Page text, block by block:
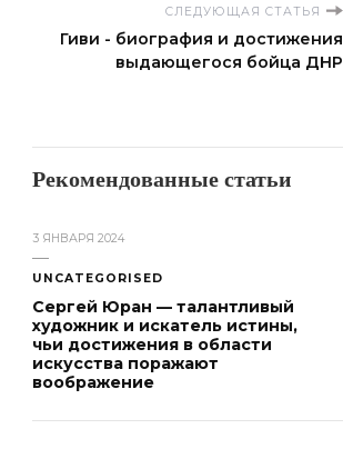
СЛЕДУЮЩАЯ СТАТЬЯ
Гиви - биография и достижения
выдающегося бойца ДНР
Рекомендованные статьи
3 ЯНВАРЯ 2024
UNCATEGORISED
Сергей Юран — талантливый
художник и искатель истины,
чьи достижения в области
искусства поражают
воображение